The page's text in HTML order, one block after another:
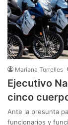
Mariana Torrelles
Ejecutivo
cinco
Ante la presunta
funcionarios y